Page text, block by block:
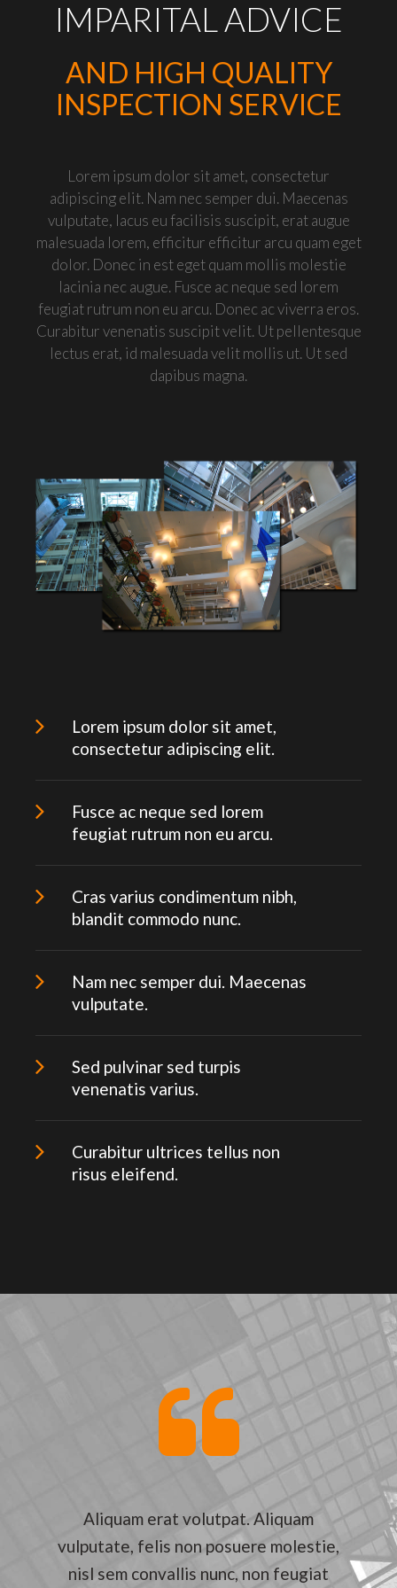
IMPARITALADVICE
AND HIGH QUALITY
INSPECTION SERVICE
Lorem ipsum dolor sit amet, consectetur
adipiscing elit. Nam nec semper dui. Maecenas
vulputate, lacus eu facilisis suscipit, erat augue
malesuada lorem, efficitur efficitur arcu quam eget
dolor. Donec in est eget quam mollis molestie
lacinia nec augue. Fusce ac neque sed lorem
feugiat rutrum non eu arcu. Donec ac viverra eros.
Curabitur venenatis suscipit velit. Ut pellentesque
lectus erat, id malesuada velit mollis ut. Ut sed
dapibus magna.
Lorem ipsum dolor sit amet,
consectetur adipiscing elit.
Fusce ac neque sed lorem
feugiat rutrum non eu arcu.
Cras varius condimentum nibh,
blandit commodo nunc.
Nam nec semper dui. Maecenas
vulputate.
Sed pulvinar sed turpis
venenatis varius.
Curabitur ultrices tellus non
risus eleifend.
Aliquam erat volutpat. Aliquam
vulputate, felis non posuere molestie,
nisl sem convallis nunc, non feugiat